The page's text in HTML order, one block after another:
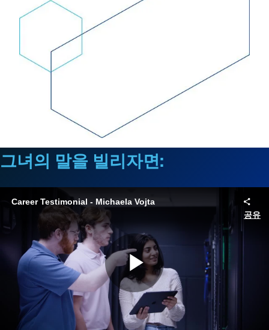
그녀의 말을 빌리자면:
Career Testimonial - Michaela Vojta
공유
Play